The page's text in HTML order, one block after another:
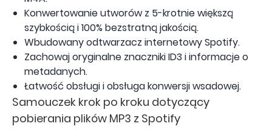
Konwertowanie utworów z 5-krotnie większą
szybkością i 100% bezstratną jakością.
Wbudowany odtwarzacz internetowy Spotify.
Zachowaj oryginalne znaczniki ID3 i informacje o
metadanych.
Łatwość obsługi i obsługa konwersji wsadowej.
Samouczek krok po kroku dotyczący
pobierania plików MP3 z Spotify